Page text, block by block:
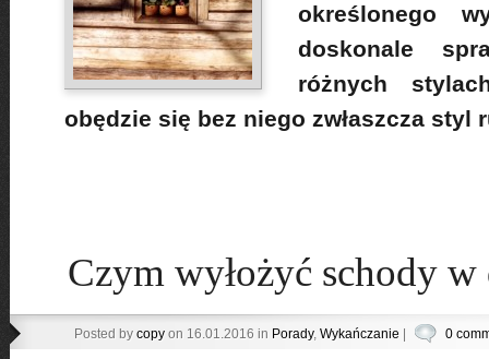
określonego
doskonale
różnych
obędzie się bez niego zwłaszcza styl
Czym wyłożyć schody w
Posted by copyon 16.01.2016 in Porady, Wykańczanie 0